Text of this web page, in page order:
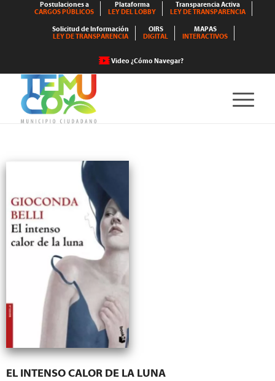
Postulaciones a
CARGOS PÚBLICOS
Plataforma
LEY DEL LOBBY
Transparencia Activa
LEY DE TRANSPARENCIA
Solicitud de Información
LEY DE TRANSPARENCIA
OIRS
DIGITAL
MAPAS
INTERACTIVOS
Video ¿Cómo Navegar?
EL INTENSO CALOR DE LA LUNA